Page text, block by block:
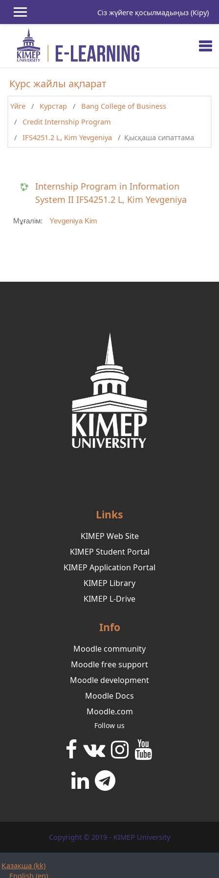
Сіз жүйеге қосылмадыңыз (Кіру)
Курс жайлы ақпарат
Үйге Курстар
Bang College of Business
Credit Internship Program
IFS4251.2 L, Kim Yevgeniya
Қысқаша сипаттама
Internship Program in Information
System II IFS4251.2 L, Kim Yevgeniya
Мұғалім: Yevgeniya Kim
Links
KIMEP Web Site
KIMEP Student Portal
KIMEP Application Portal
KIMEP Library
KIMEP L-Drive
Info
Moodle community
Moodle free support
Moodle development
Moodle Docs
Moodle.com
Follow us
Copyright © 2019 - KIMEP University
Қазақша ‎(kk)‎
English ‎(en)‎